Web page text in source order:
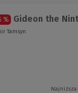
% Gideon the
Tamsyn
Najniższa